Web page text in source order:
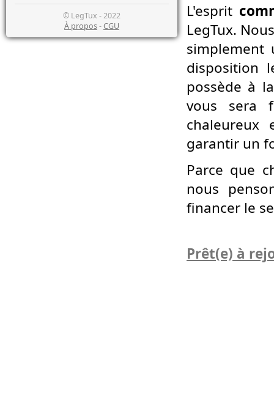
© LegTux - 2022
À propos-CGU
L'esprit
LegTux.
simplement
disposition
possède à
vous sera
garantir un
Parce que
nous
financer le
Prêt(e) à